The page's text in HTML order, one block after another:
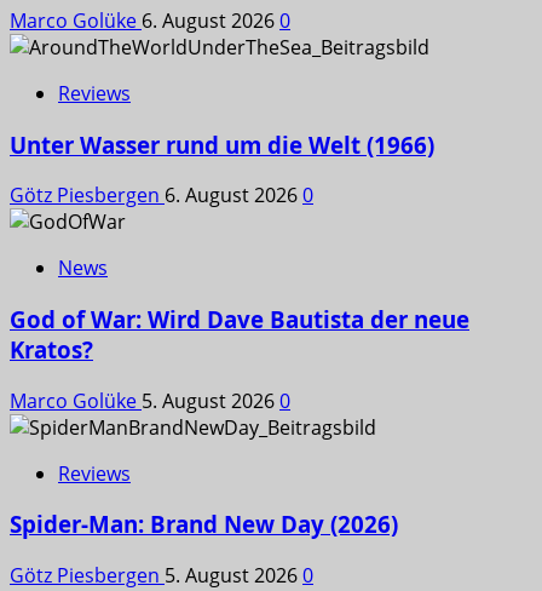
Marco Golüke 6. August 20260
Reviews
Unter Wasser rund um die Welt (1966)
Götz Piesbergen 6. August 20260
News
God of War: Wird Dave Bautista der neue
Kratos?
Marco Golüke 5. August 20260
Reviews
Spider-Man: Brand New Day (2026)
Götz Piesbergen 5. August 20260